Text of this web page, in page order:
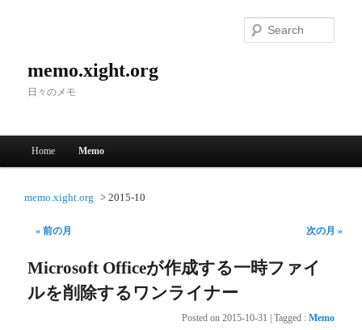
memo.xight.org
日々のメモ
Skip to primary content
Skip to secondary content
Home Memo
memo.xight.org 2015-10
« 前の月 次の月 »
Microsoft Officeが作成する一時ファイ
ルを削除するワンライナー
Posted on 2015-10-31 Tagged : Memo